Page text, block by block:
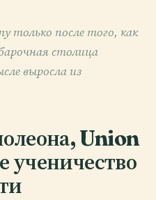
только после того, как
столица
выросла из
Union
ученичество